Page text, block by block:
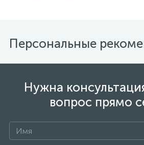
Персональные
Нужна
вопрос прямо